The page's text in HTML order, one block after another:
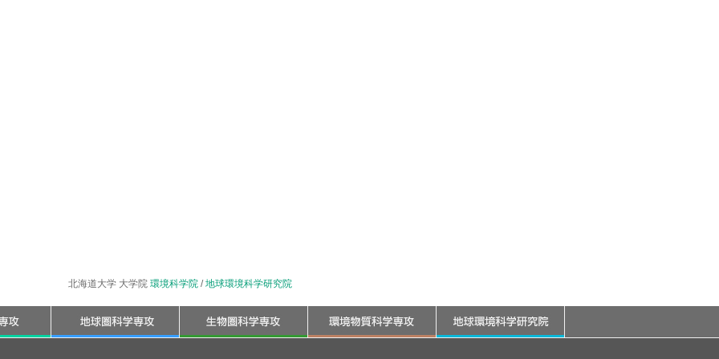
北海道大学 大学院 環境科学院/地球環境科学研究院